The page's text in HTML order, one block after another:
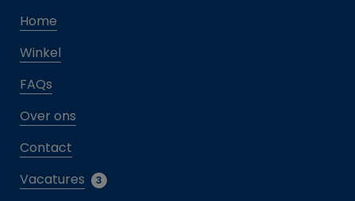
Home
Winkel
FAQs
Over ons
Contact
Vacatures
3